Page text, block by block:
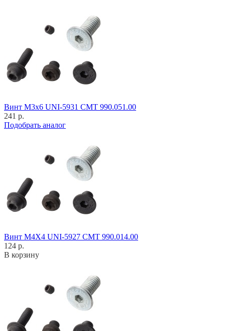
Винт M3x6 UNI-5931 CMT 990.051.00
241 р.
Подобрать аналог
Винт M4X4 UNI-5927 CMT 990.014.00
124 р.
В корзину